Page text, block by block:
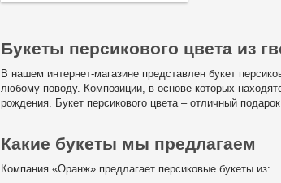
Букеты персикового цвета из
В нашем интернет-магазине представлен букет
любому поводу. Композиции, в основе которых
рождения. Букет персикового цвета – отличный
Какие букеты мы предлагаем
Компания «Оранж» предлагает персиковые букеты из: